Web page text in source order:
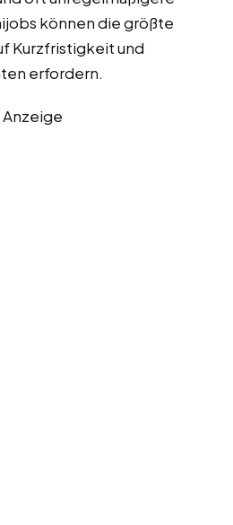
können die größte
Kurzfristigkeit und
erfordern.
Anzeige